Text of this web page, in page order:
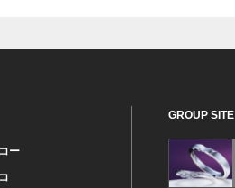
ー
GROUP SITE